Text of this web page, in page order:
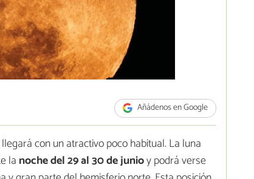
Añádenos en Google
con un atractivo poco habitual. La luna
lanoche del 29 al 30 de junioy podrá verse